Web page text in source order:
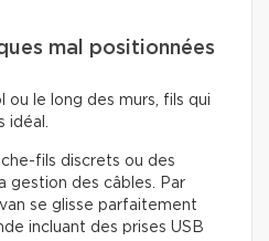
mal positionnées
ou le long des murs, fils qui
idéal.
fils discrets ou des
gestion des câbles. Par
se glisse parfaitement
incluant des prises USB